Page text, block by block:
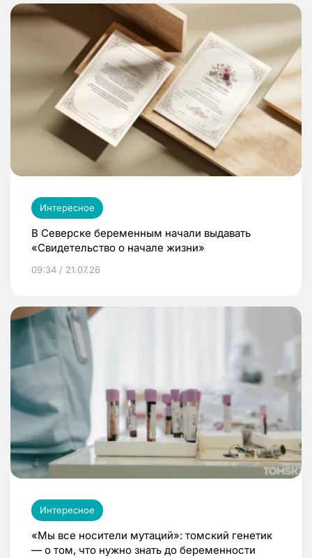
Интересное
В Северске беременным начали выдавать
«Свидетельство о начале жизни»
09:34 / 21.07.26
Интересное
«Мы все носители мутаций»: томский генетик
— о том, что нужно знать до беременности